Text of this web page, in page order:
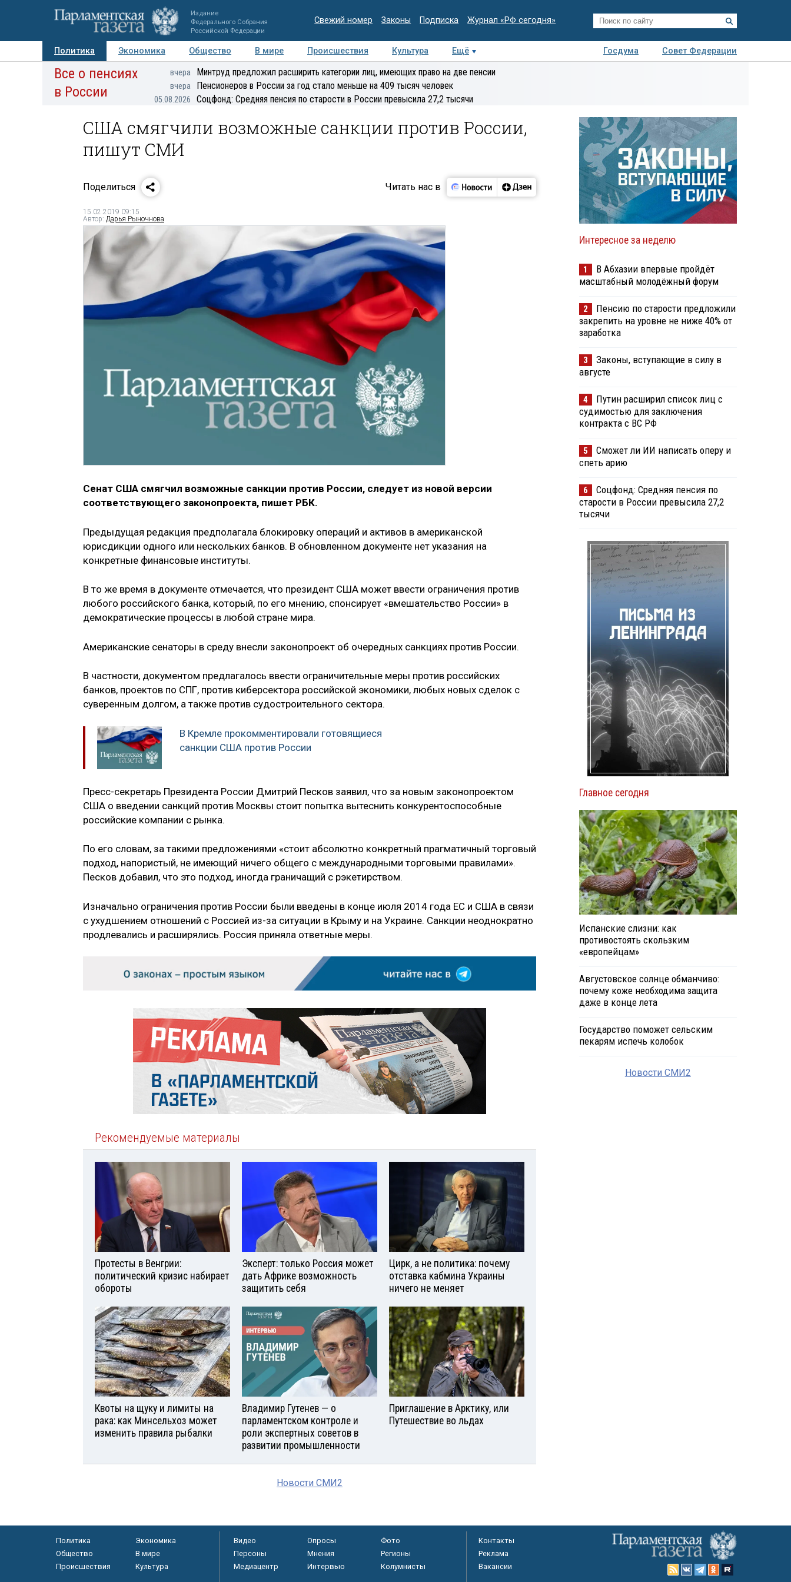
Издание
Федерального Собрания
Российской Федерации
Свежий номер Законы Подписка Журнал «РФ сегодня»
Политика Экономика Общество В мире Происшествия Культура Ещё Госдума
Совет Федерации
Авторы Персоны Мнения Регионы Медиацентр Интервью Колумнисты
Деловая
Все о пенсиях
в России
вчера Минтруд предложил расширить категории лиц, имеющих право на две пенсии
вчера Пенсионеров в России за год стало меньше на 409 тысяч человек
05.08.2026 Соцфонд: Средняя пенсия по старости в России превысила 27,2 тысячи
США смягчили возможные санкции против России,
пишут СМИ
Поделиться Читать нас в
15.02.2019 09:15
Автор: Дарья Рыночнова
Сенат США смягчил возможные санкции против России, следует из новой версии
соответствующего законопроекта, пишет РБК.
Предыдущая редакция предполагала блокировку операций и активов в американской
юрисдикции одного или нескольких банков. В обновленном документе нет указания на
конкретные финансовые институты.
В то же время в документе отмечается, что президент США может ввести ограничения против
любого российского банка, который, по его мнению, спонсирует «вмешательство России» в
демократические процессы в любой стране мира.
Американские сенаторы в среду внесли законопроект об очередных санкциях против России.
В частности, документом предлагалось ввести ограничительные меры против российских
банков, проектов по СПГ, против киберсектора российской экономики, любых новых сделок с
суверенным долгом, а также против судостроительного сектора.
В Кремле прокомментировали готовящиеся
санкции США против России
Пресс-секретарь Президента России Дмитрий Песков заявил, что за новым законопроектом
США о введении санкций против Москвы стоит попытка вытеснить конкурентоспособные
российские компании с рынка.
По его словам, за такими предложениями «стоит абсолютно конкретный прагматичный торговый
подход, напористый, не имеющий ничего общего с международными торговыми правилами».
Песков добавил, что это подход, иногда граничащий с рэкетирством.
Изначально ограничения против России были введены в конце июля 2014 года ЕС и США в связи
с ухудшением отношений с Россией из-за ситуации в Крыму и на Украине. Санкции неоднократно
продлевались и расширялись. Россия приняла ответные меры.
Рекомендуемые материалы
Протесты в Венгрии:
политический кризис набирает
обороты
Эксперт: только Россия может
дать Африке возможность
защитить себя
Цирк, а не политика: почему
отставка кабмина Украины
ничего не меняет
Квоты на щуку и лимиты на
рака: как Минсельхоз может
изменить правила рыбалки
Владимир Гутенев — о
парламентском контроле и
роли экспертных советов в
развитии промышленности
Приглашение в Арктику, или
Путешествие во льдах
Новости СМИ2
Интересное за неделю
1
В Абхазии впервые пройдёт
масштабный молодёжный форум
2
Пенсию по старости предложили
закрепить на уровне не ниже 40% от
заработка
3
Законы, вступающие в силу в
августе
4
Путин расширил список лиц с
судимостью для заключения
контракта с ВС РФ
5
Сможет ли ИИ написать оперу и
спеть арию
6
Соцфонд: Средняя пенсия по
старости в России превысила 27,2
тысячи
Главное сегодня
Испанские слизни: как
противостоять скользким
«европейцам»
Августовское солнце обманчиво:
почему коже необходима защита
даже в конце лета
Государство поможет сельским
пекарям испечь колобок
Новости СМИ2
Политика
Экономика
Общество
В мире
Происшествия
Культура
Видео Опросы
Фото
Персоны
Мнения
Регионы
Медиацентр
Интервью Колумнисты
Контакты
Реклама
Вакансии